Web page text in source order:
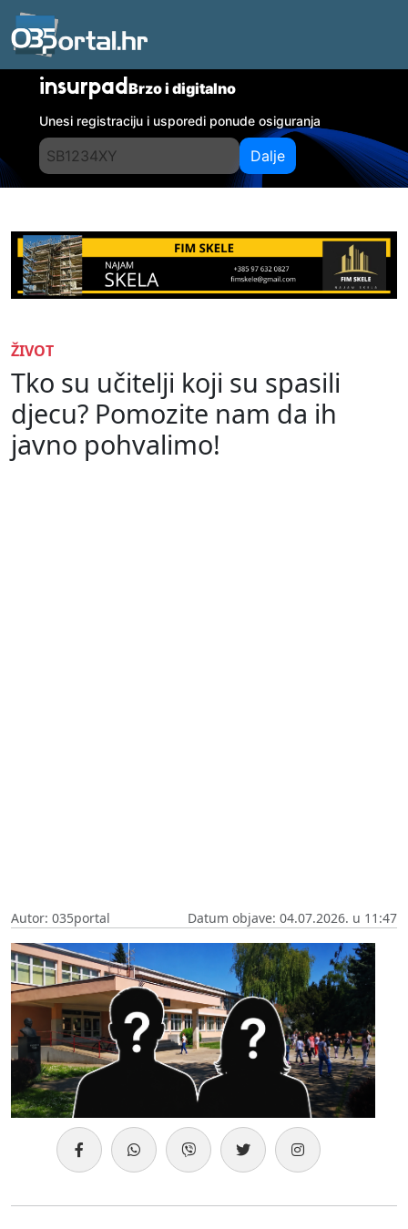
insurpadBrzo i digitalno
Unesi registraciju i usporedi ponude osiguranja
Dalje
ŽIVOT
Tko su učitelji koji su spasili
djecu? Pomozite nam da ih
javno pohvalimo!
Autor: 035portal Datum objave: 04.07.2026. u 11:47